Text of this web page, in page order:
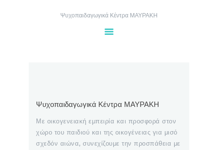
Ψυχοπαιδαγωγικά Κέντρα ΜΑΥΡΑΚΗ
GALLERY
BLOG
ΕΠΙΚΟΙΝΩΝΊΑ
Ψυχοπαιδαγωγικά Κέντρα ΜΑΥΡΑΚΗ
Με οικογενειακή εμπειρία και προσφορά στον
χώρο του παιδιού και της οικογένειας για μισό
σχεδόν αιώνα, συνεχίζουμε την προσπάθεια με